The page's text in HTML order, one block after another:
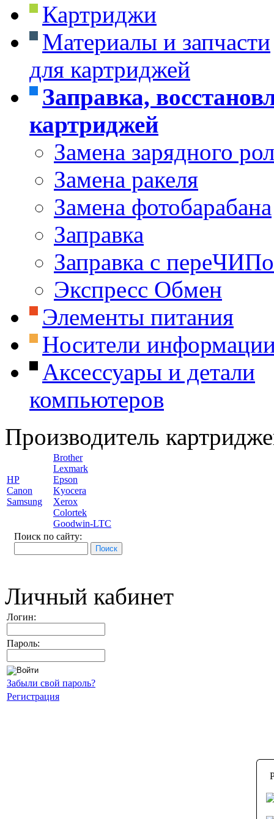
Картриджи
Материалы и запчасти
для картриджей
Заправка,
картриджей
Замена зарядного
Замена ракеля
Замена фотобарабана
Заправка
Заправка с
Экспресс Обмен
Элементы питания
Носители
Аксессуары и детали
компьютеров
Производитель
HP
Canon
Samsung
Brother
Lexmark
Epson
Kyocera
Xerox
Colortek
Goodwin-LTC
Поиск по сайту:
Личный кабинет
Логин:
Пароль:
Забыли свой пароль?
Регистрация